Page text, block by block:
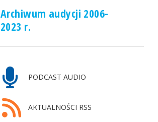
Archiwum audycji 2006-
2023 r.
PODCAST AUDIO
AKTUALNOŚCI RSS